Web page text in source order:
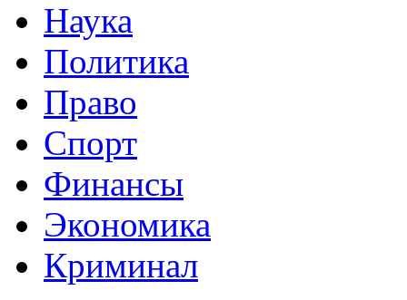
Наука
Политика
Право
Спорт
Финансы
Экономика
Криминал